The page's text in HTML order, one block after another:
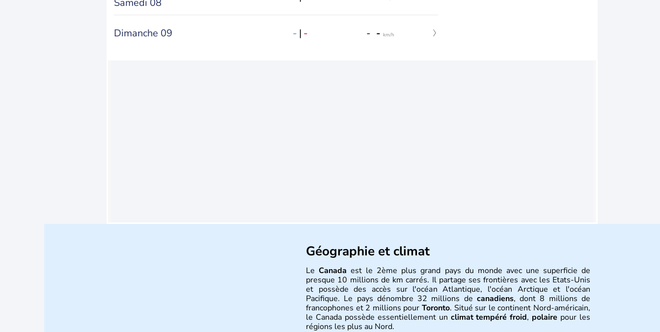
Dimanche 09 - | - - - km/h
Géographie et climat
LeCanada est le 2ème plus grand pays du monde avec une superficie de
presque 10 millions de km carrés. Il partage ses frontières avec les Etats-Unis
et possède des accès sur l'océan Atlantique, l'océan Arctique et l'océan
Pacifique. Le pays dénombre 32 millions de canadiens, dont 8 millions de
francophones et 2 millions pour Toronto. Situé sur le continent Nord-américain,
le Canada possède essentiellement un climat tempéré froid, polaire pour les
régions les plus au Nord.